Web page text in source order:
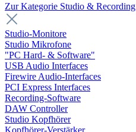
Zur Kategorie Studio & Recording
Studio-Monitore
Studio Mikrofone
"PC Hard- & Software"
USB Audio Interfaces
Firewire Audio-Interfaces
PCI Express Interfaces
Recording-Software
DAW Controller
Studio Kopfhörer
Kopfhörer-Verstärker